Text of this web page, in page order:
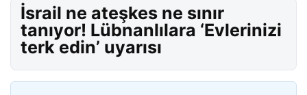
İsrail ne ateşkes ne sınır
tanıyor! Lübnanlılara ‘Evlerinizi
terk edin’ uyarısı